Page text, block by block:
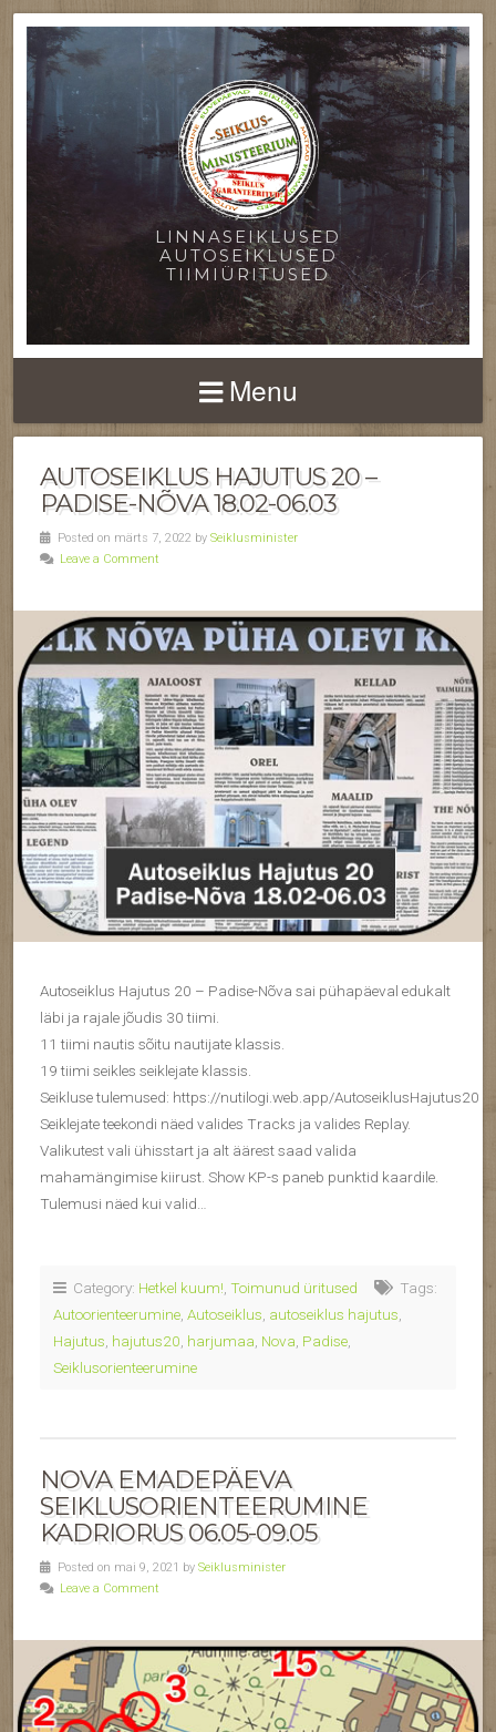
LINNASEIKLUSED
AUTOSEIKLUSED
TIIMIÜRITUSED
Menu
AUTOSEIKLUS HAJUTUS 20 –
PADISE-NÕVA 18.02-06.03
Posted on märts 7, 2022 by Seiklusminister
Leave a Comment
Autoseiklus Hajutus 20 – Padise-Nõva sai pühapäeval edukalt
läbi ja rajale jõudis 30 tiimi.
11 tiimi nautis sõitu nautijate klassis.
19 tiimi seikles seiklejate klassis.
Seikluse tulemused: https://nutilogi.web.app/AutoseiklusHajutus20
Seiklejate teekondi näed valides Tracks ja valides Replay.
Valikutest vali ühisstart ja alt äärest saad valida
mahamängimise kiirust. Show KP-s paneb punktid kaardile.
Tulemusi näed kui valid…
Category: Hetkel kuum! Toimunud üritused
Tags:
Autoorienteerumine Autoseiklus autoseiklus hajutus
Hajutus hajutus20 harjumaa Nova Padise
Seiklusorienteerumine
NOVA EMADEPÄEVA
SEIKLUSORIENTEERUMINE
KADRIORUS 06.05-09.05
Posted on mai 9, 2021 by Seiklusminister
Leave a Comment